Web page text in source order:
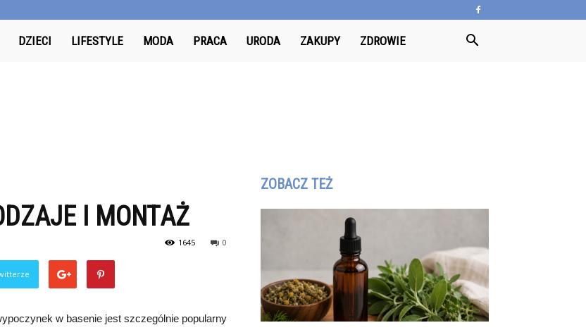
DZIECI LIFESTYLE MODA PRACA URODA ZAKUPY ZDROWIE
I MONTAŻ
0
1645
w basenie jest szczególnie popularny
ZOBACZ TEŻ